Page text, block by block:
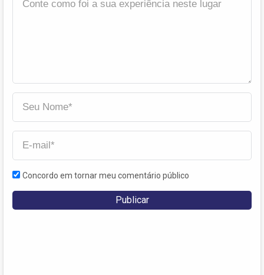
Concordo em tornar meu comentário público